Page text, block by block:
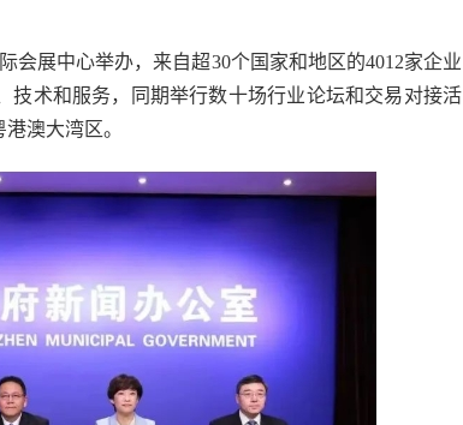
会展中心举办，来自超30个国家和地区的4012家企业
术和服务，同期举行数十场行业论坛和交易对接活
澳大湾区。